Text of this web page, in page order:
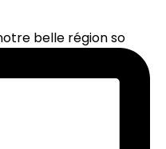
belle région so